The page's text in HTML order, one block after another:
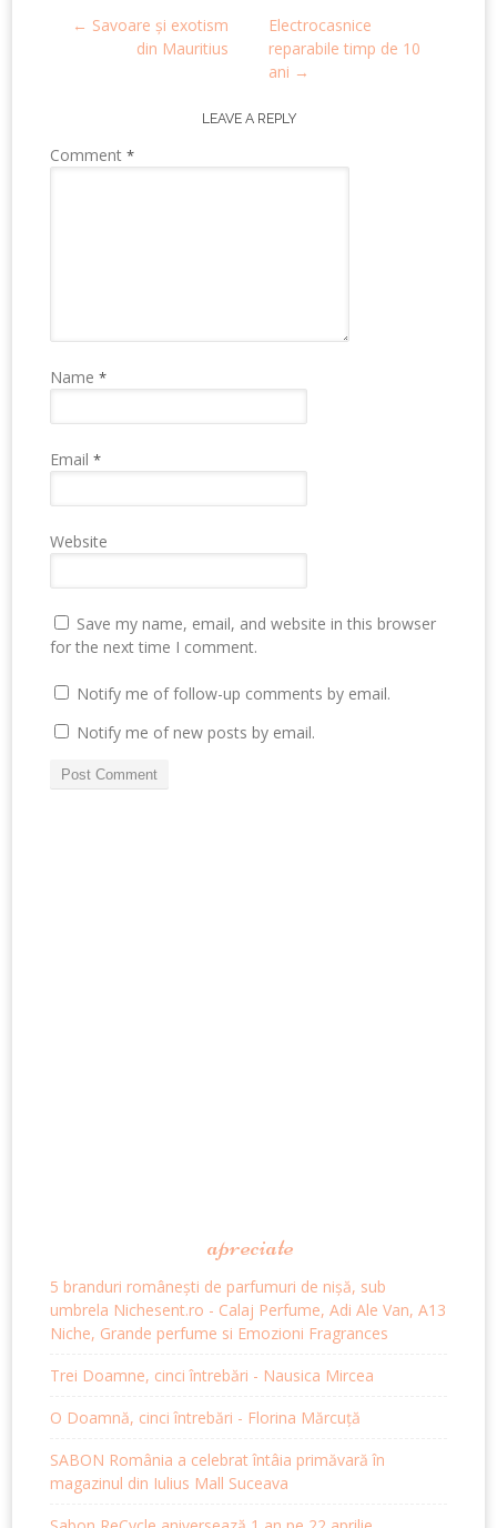
navigation
← Savoare și exotism
din Mauritius
Electrocasnice
reparabile timp de 10
ani →
LEAVE A REPLY
Comment*
Name*
Email*
Website
Save my name, email, and website in this browser
for the next time I comment.
Notify me of follow-up comments by email.
Notify me of new posts by email.
apreciate
5 branduri românești de parfumuri de nișă, sub
umbrela Nichesent.ro - Calaj Perfume, Adi Ale Van, A13
Niche, Grande perfume si Emozioni Fragrances
Trei Doamne, cinci întrebări - Nausica Mircea
O Doamnă, cinci întrebări - Florina Mărcuță
SABON România a celebrat întâia primăvară în
magazinul din Iulius Mall Suceava